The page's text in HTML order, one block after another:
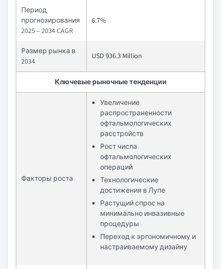
Период
прогнозирования
2025 – 2034 CAGR
6.7%
Размер рынка в
2034
USD 936.3 Million
Ключевые рыночные тенденции
Факторы роста
Увеличение
распространенности
офтальмологических
расстройств
Рост числа
офтальмологических
операций
Технологические
достижения в Лупе
Растущий спрос на
минимально инвазивные
процедуры
Переход к эргономичному и
настраиваемому дизайну